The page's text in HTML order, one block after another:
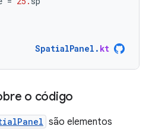
SpatialPanel . kt
o código
são elementos